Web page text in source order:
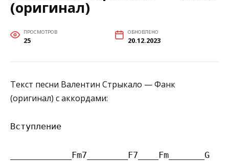
(оригинал)
ПРОСМОТРОВ
25
ОБНОВЛЕНО
20.12.2023
Текст песни Валентин Стрыкало — Фанк
(оригинал) с аккордами:
Вступление
____________Fm7________F7____Fm_______G